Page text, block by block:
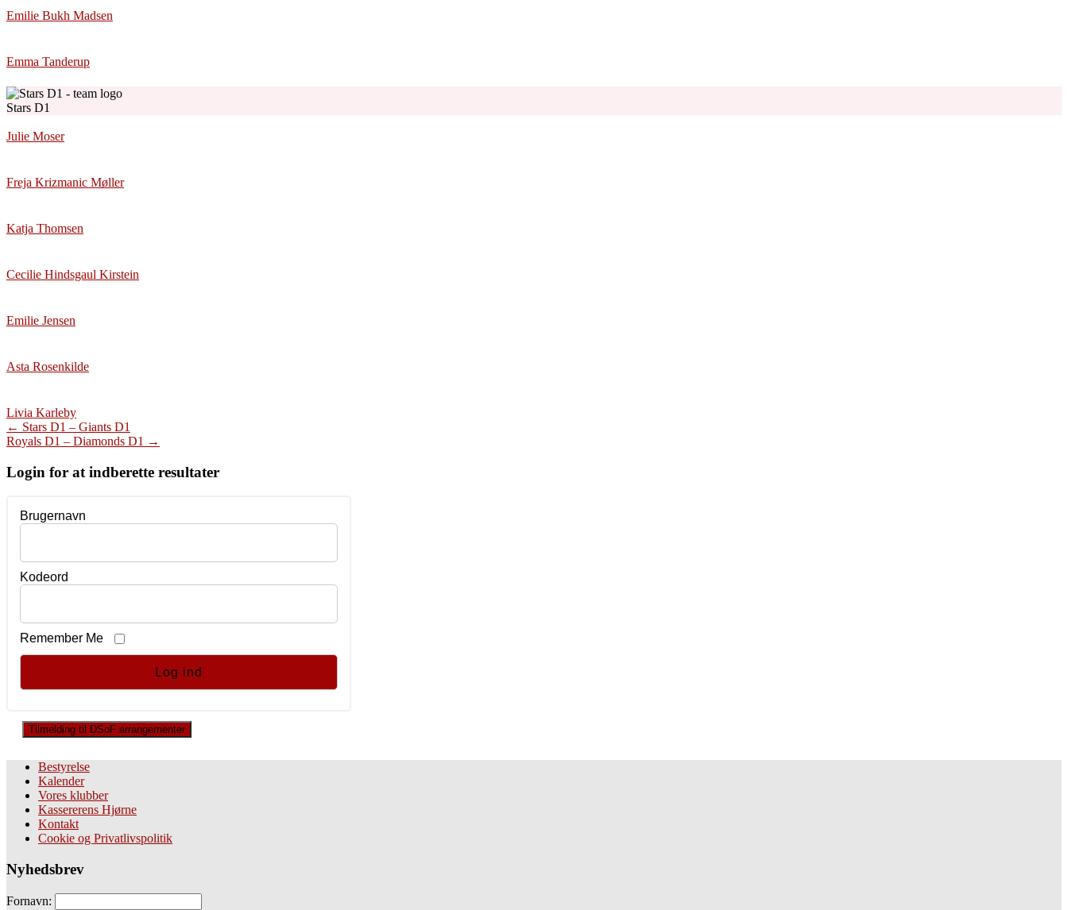
Emilie Bukh Madsen
Emma Tanderup
Stars D1
Julie Moser
Freja Krizmanic Møller
Katja Thomsen
Cecilie Hindsgaul Kirstein
Emilie Jensen
Asta Rosenkilde
Livia Karleby
Post
navigation
← Stars D1 – Giants D1
Royals D1 – Diamonds D1 →
Login for at indberette resultater
Brugernavn
Kodeord
Remember Me
Tilmelding til DSoF arrangementer
Bestyrelse
Kalender
Vores klubber
Kassererens Hjørne
Kontakt
Cookie og Privatlivspolitik
Nyhedsbrev
Fornavn: